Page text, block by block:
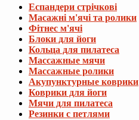
Еспандери стрічкові
Масажні м'ячі та ролики
Фітнес м'ячі
Блоки для йоги
Кольца для пилатеса
Массажные мячи
Массажные ролики
Акупунктурные коврики
Коврики для йоги
Мячи для пилатеса
Резинки с петлями